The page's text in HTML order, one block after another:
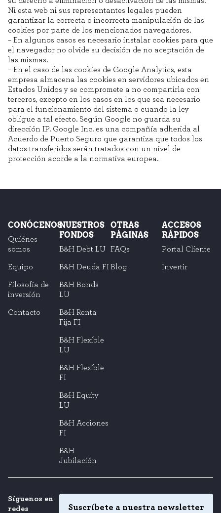
Ni esta web ni sus representantes legales pueden
garantizar la correcta o incorrecta manipulación de las
cookies por parte de los mencionados navegadores.
– En algunos casos es necesario instalar cookies para que
el navegador no olvide su decisión de no aceptación de
las mismas.
– En el caso de las cookies de Google Analytics, esta
empresa almacena las cookies en servidores ubicados en
Estados Unidos y se compromete a no compartirla con
terceros, excepto en los casos en los que sea necesario
para el funcionamiento del sistema o cuando la ley
obligue a tal efecto. Según Google no guarda su
dirección IP. Google Inc. es una compañía adherida al
Acuerdo de Puerto Seguro que garantiza que todos los
datos transferidos serán tratados con un nivel de
protección acorde a la normativa europea.
CONÓCENOS
Quiénes
somos
Equipo
Filosofía de
inversión
Contacto
NUESTROS
FONDOS
B&H Debt LU
B&H Deuda FI
B&H Bonds
LU
B&H Renta
Fija FI
B&H Flexible
LU
B&H Flexible
FI
B&H Equity
LU
B&H Acciones
FI
B&H
Jubilación
OTRAS
PÁGINAS
FAQs
Blog
ACCESOS
RÁPIDOS
Portal Cliente
Invertir
Síguenos en
redes
Suscríbete a nuestra newsletter
HABILITAR TODO
Cookies necesarias
Estas cookies son necesarias para que el sitio web funcione y no se
pueden desactivar en nuestros sistemas. Puede configurar su navegador
para bloquear o alertar sobre estas cookies, pero alguna áreas del sitio
no funcionarán. Estas cookies no almacenan ninguna información de
identificación personal.
Cookies de rendimiento
Estas cookies nos permiten contar las visitas y fuentes de tráfico para
poder evaluar el rendimiento de nuestro sitio y mejorarlo. Nos ayudan a
saber qué páginas son las más o menos visitadas, y cómo los visitantes
navegan por el sitio. Toda la información que recogen estas cookies es
agregada y, por lo tanto, es anónima.
Puedes volver a configurar tus cookies desde la sección "Configuración de
cookies" al pie de la página. También puedes consultar nuestra política de cookies